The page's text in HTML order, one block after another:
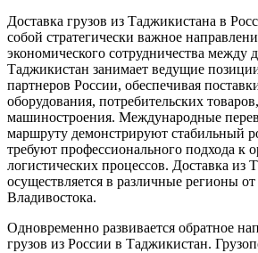
Доставка грузов из Таджикистана в
собой стратегически важное
экономического сотрудничества между
Таджикистан занимает ведущие
партнеров России, обеспечивая
оборудования, потребительских
машиностроения. Международные
маршруту демонстрируют стабильный
требуют профессионального подхода к
логистических процессов. Доставка из
осуществляется в различные регионы
Владивостока.
Одновременно развивается обратное
грузов из России в Таджикистан.